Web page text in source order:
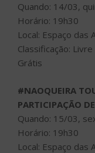
Quando: 14/03,
Horário: 19h30
Local: Espaço das
Classificação: Livre
Grátis
#NAOQUEIRA
PARTICIPAÇÃO
Quando: 15/03,
Horário: 19h30
Local: Espaço das